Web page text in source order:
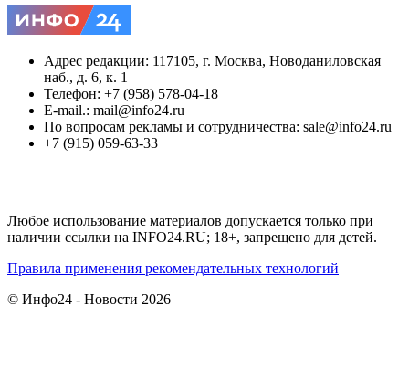
Адрес редакции: 117105, г. Москва, Новоданиловская
наб., д. 6, к. 1
Телефон: +7 (958) 578-04-18
E-mail.: mail@info24.ru
По вопросам рекламы и сотрудничества: sale@info24.ru
+7 (915) 059-63-33
Любое использование материалов допускается только при
наличии ссылки на INFO24.RU; 18+, запрещено для детей.
Правила применения рекомендательных технологий
© Инфо24 - Новости 2026